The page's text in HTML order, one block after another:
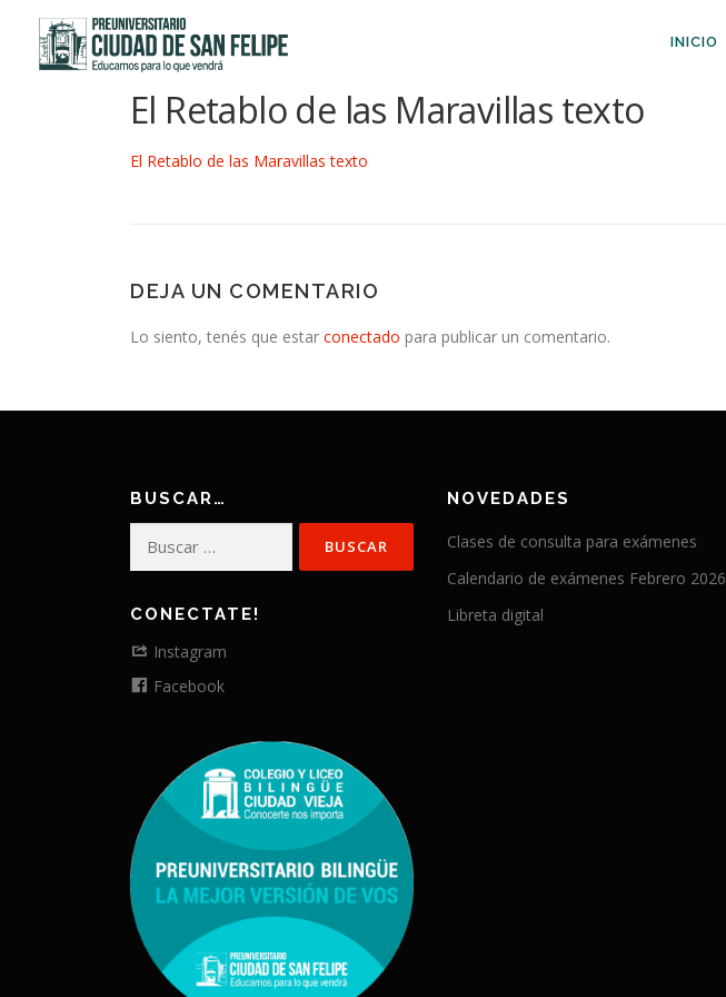
contenido
INICIO
El Retablo de las Maravillas texto
El Retablo de las Maravillas texto
DEJA UN COMENTARIO
Lo siento, tenés que estar conectado para publicar un comentario.
BUSCAR…
CONECTATE!
Instagram
Facebook
NOVEDADES
Clases de consulta para exámenes
Calendario de exámenes Febrero 2026
Libreta digital